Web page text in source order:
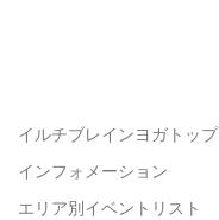
イルチブレインヨガトップ
インフォメーション
エリア別イベントリスト